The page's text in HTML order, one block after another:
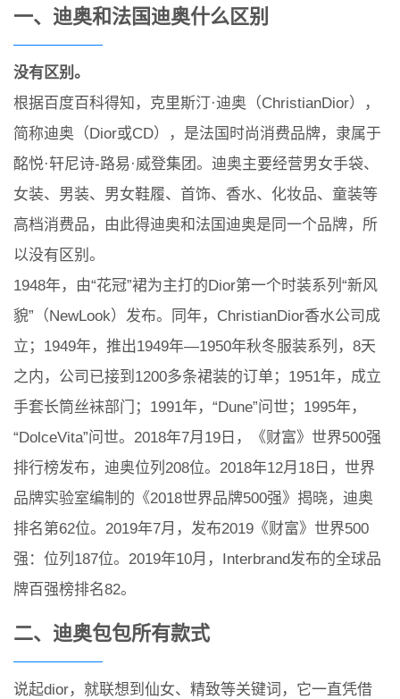
一、迪奥和法国迪奥什么区别
没有区别。
根据百度百科得知，克里斯汀·迪奥（ChristianDior），
简称迪奥（Dior或CD），是法国时尚消费品牌，隶属于
酩悦·轩尼诗-路易·威登集团。迪奥主要经营男女手袋、
女装、男装、男女鞋履、首饰、香水、化妆品、童装等
高档消费品，由此得迪奥和法国迪奥是同一个品牌，所
以没有区别。
1948年，由“花冠”裙为主打的Dior第一个时装系列“新风
貌”（NewLook）发布。同年，ChristianDior香水公司成
立；1949年，推出1949年—1950年秋冬服装系列，8天
之内，公司已接到1200多条裙装的订单；1951年，成立
手套长筒丝袜部门；1991年，“Dune”问世；1995年，
“DolceVita”问世。2018年7月19日，《财富》世界500强
排行榜发布，迪奥位列208位。2018年12月18日，世界
品牌实验室编制的《2018世界品牌500强》揭晓，迪奥
排名第62位。2019年7月，发布2019《财富》世界500
强：位列187位。2019年10月，Interbrand发布的全球品
牌百强榜排名82。
二、迪奥包包所有款式
说起dior，就联想到仙女、精致等关键词，它一直凭借